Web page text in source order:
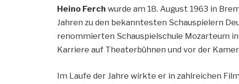
Heino Ferch wurde am 18. August 1963 in
Jahren zu den bekanntesten Schauspielern
renommierten Schauspielschule Mozarteum
Karriere auf Theaterbühnen und vor der
Im Laufe der Jahre wirkte er in zahlreichen